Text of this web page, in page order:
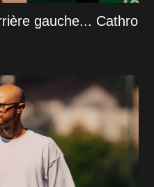
gauche... Cathro